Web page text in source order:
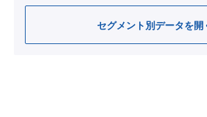
セグメント別データを開